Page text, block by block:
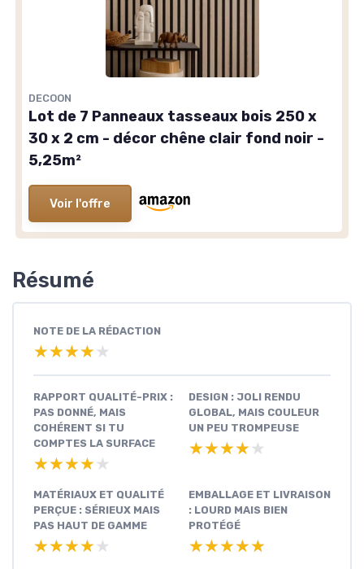
DECOON
Lot de 7 Panneaux tasseaux bois 250 x
30 x 2 cm - décor chêne clair fond noir -
5,25m²
Voir l'offre
Résumé
NOTE DE LA RÉDACTION
★★★★★
★★★★★
RAPPORT QUALITÉ-PRIX :
PAS DONNÉ, MAIS
COHÉRENT SI TU
COMPTES LA SURFACE
★★★★★
★★★★★
DESIGN : JOLI RENDU
GLOBAL, MAIS COULEUR
UN PEU TROMPEUSE
★★★★★
★★★★★
MATÉRIAUX ET QUALITÉ
PERÇUE : SÉRIEUX MAIS
PAS HAUT DE GAMME
★★★★★
★★★★★
EMBALLAGE ET LIVRAISON
: LOURD MAIS BIEN
PROTÉGÉ
★★★★★
★★★★★